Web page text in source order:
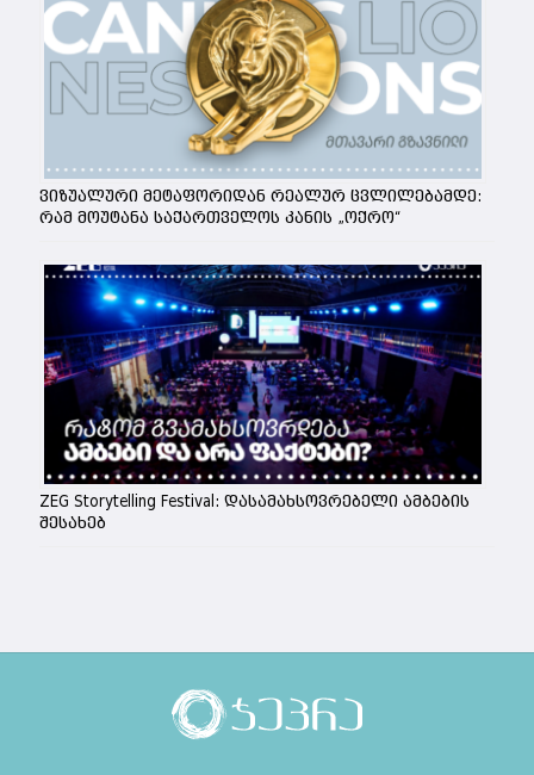
ვიზუალური მეტაფორიდან რეალურ ცვლილებამდე:
რამ მოუტანა საქართველოს კანის „ოქრო“
ZEG Storytelling Festival: დასამახსოვრებელი ამბების
შესახებ